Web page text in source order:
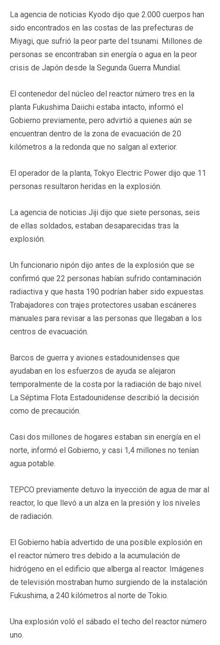
La agencia de noticias Kyodo dijo que 2.000 cuerpos han
sido encontrados en las costas de las prefecturas de
Miyagi, que sufrió la peor parte del tsunami. Millones de
personas se encontraban sin energía o agua en la peor
crisis de Japón desde la Segunda Guerra Mundial.
El contenedor del núcleo del reactor número tres en la
planta Fukushima Daiichi estaba intacto, informó el
Gobierno previamente, pero advirtió a quienes aún se
encuentran dentro de la zona de evacuación de 20
kilómetros a la redonda que no salgan al exterior.
El operador de la planta, Tokyo Electric Power dijo que 11
personas resultaron heridas en la explosión.
La agencia de noticias Jiji dijo que siete personas, seis
de ellas soldados, estaban desaparecidas tras la
explosión.
Un funcionario nipón dijo antes de la explosión que se
confirmó que 22 personas habían sufrido contaminación
radiactiva y que hasta 190 podrían haber sido expuestas.
Trabajadores con trajes protectores usaban escáneres
manuales para revisar a las personas que llegaban a los
centros de evacuación.
Barcos de guerra y aviones estadounidenses que
ayudaban en los esfuerzos de ayuda se alejaron
temporalmente de la costa por la radiación de bajo nivel.
La Séptima Flota Estadounidense describió la decisión
como de precaución.
Casi dos millones de hogares estaban sin energía en el
norte, informó el Gobierno, y casi 1,4 millones no tenían
agua potable.
TEPCO previamente detuvo la inyección de agua de mar al
reactor, lo que llevó a un alza en la presión y los niveles
de radiación.
El Gobierno había advertido de una posible explosión en
el reactor número tres debido a la acumulación de
hidrógeno en el edificio que alberga al reactor. Imágenes
de televisión mostraban humo surgiendo de la instalación
Fukushima, a 240 kilómetros al norte de Tokio.
Una explosión voló el sábado el techo del reactor número
uno.